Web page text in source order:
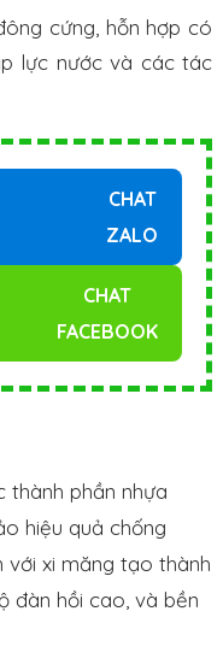
cứng, hỗn hợp có
lực nước và các tác
CHAT
ZALO
CHAT
FACEBOOK
thành phần nhựa
hiệu quả chống
với xi măng tạo thành
đàn hồi cao, và bền